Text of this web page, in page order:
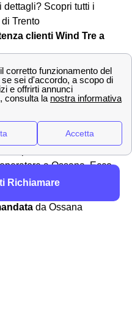
dettagli? Scopri tutti i
Trento
clienti Wind Tre a
Tre a Ossana
con Wind Tre a
clienti ossanesi o
anche per la
Puoi effettuare una
a Ossana.Ecco
da Ossana
Richiamare